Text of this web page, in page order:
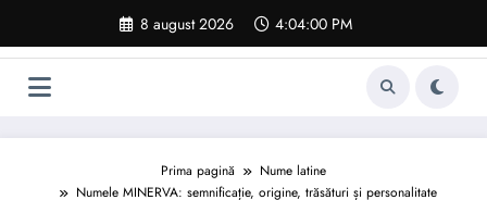
conținut
8 august 2026 4:04:01 PM
Prima pagină
Nume latine
Numele MINERVA: semnificație, origine, trăsături și personalitate